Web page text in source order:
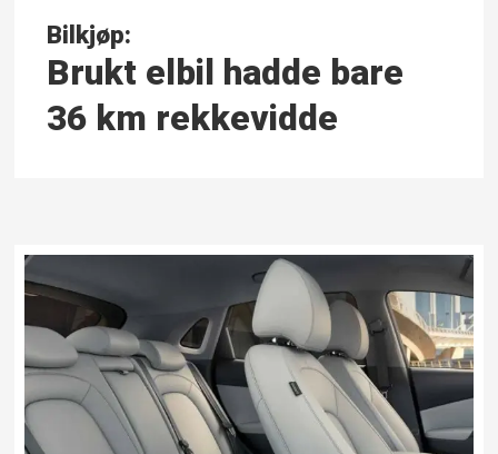
Bilkjøp:
Brukt elbil hadde bare
36 km rekkevidde